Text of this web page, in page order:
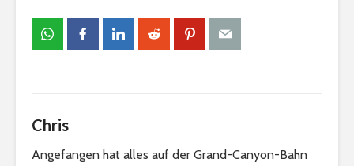
Chris
Angefangen hat alles auf der Grand-Canyon-Bahn